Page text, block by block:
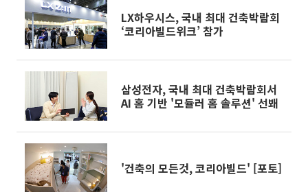
LX하우시스, 국내 최대 건축박람회
‘코리아빌드위크’ 참가
삼성전자, 국내 최대 건축박람회서
AI 홈 기반 '모듈러 홈 솔루션' 선봬
'건축의 모든것, 코리아빌드' [포토]